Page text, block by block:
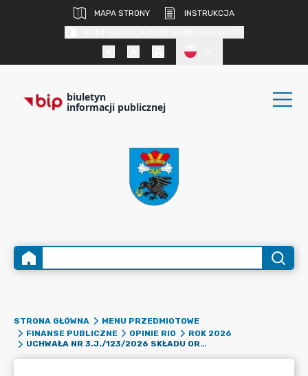
MAPA STRONY
INSTRUKCJA
biuletyn
informacji publicznej
STRONA GŁÓWNA
MENU PRZEDMIOTOWE
FINANSE PUBLICZNE
OPINIE RIO
ROK 2026
UCHWAŁA NR 3.J./123/2026 SKŁADU ORZEKAJĄCEGO REGIONALNEJ IZBY OBRACHUNKOWEJ W WARSZAWIE Z DNIA 13 STYCZNIA 2026 R. W SPRAWIE OPINII O PRAWIDŁOWOŚCI PLANOWANEJ KWOTY DŁUGU GMINY RADZIEJOWICE